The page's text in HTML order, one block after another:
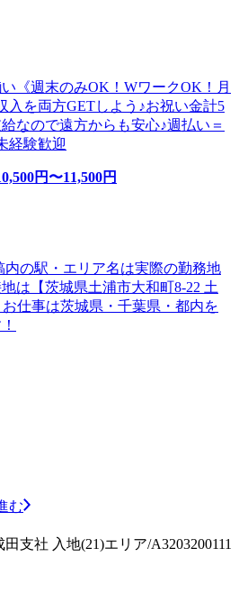
《週末のみOK！WワークOK！月
入を両方GETしよう♪お祝い金計5
なので遠方からも安心♪週払い＝
経験歓迎
円〜11,500円
の駅・エリア名は実際の勤務地
は【茨城県土浦市大和町8-22 土
仕事は茨城県・千葉県・都内を
む
支社 入地(21)エリア/A3203200111